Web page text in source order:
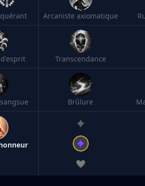
Arcaniste axiomatique
Transcendance
Brûlure